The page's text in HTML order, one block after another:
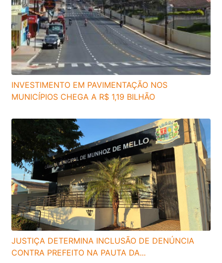
INVESTIMENTO EM PAVIMENTAÇÃO NOS
MUNICÍPIOS CHEGA A R$ 1,19 BILHÃO
JUSTIÇA DETERMINA INCLUSÃO DE DENÚNCIA
CONTRA PREFEITO NA PAUTA DA...